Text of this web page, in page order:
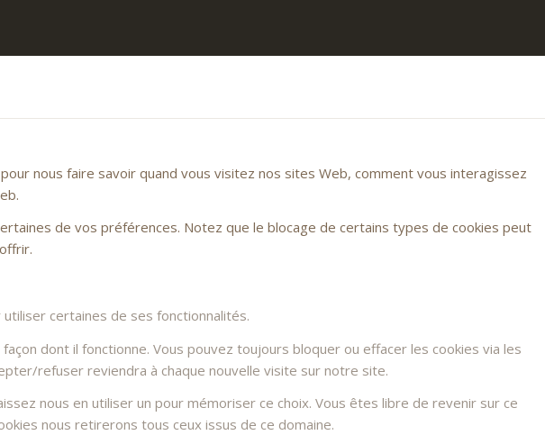
nous faire savoir quand vous visitez nos sites Web, comment vous interagissez
de vos préférences. Notez que le blocage de certains types de cookies peut
certaines de ses fonctionnalités.
dont il fonctionne. Vous pouvez toujours bloquer ou effacer les cookies via les
refuser reviendra à chaque nouvelle visite sur notre site.
nous en utiliser un pour mémoriser ce choix. Vous êtes libre de revenir sur ce
nous retirerons tous ceux issus de ce domaine.